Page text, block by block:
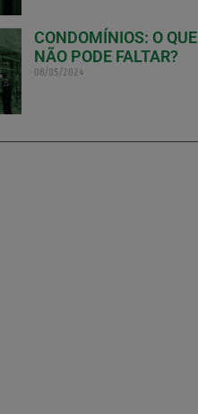
CONDOMÍNIOS: O QUE
NÃO PODE FALTAR?
08/05/2024